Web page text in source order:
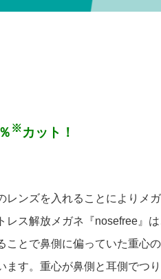
※カット！
ンズを入れることによりメ
ス解放メガネ『nosefree』
とで鼻側に偏っていた重心の
す。重心が鼻側と耳側でつ